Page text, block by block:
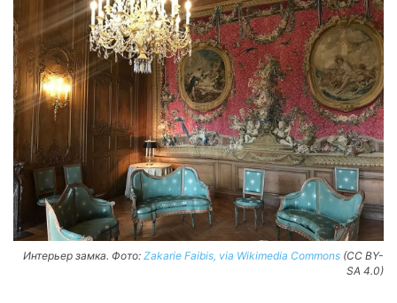
Интерьер замка. Фото: Zakarie Faibis, via Wikimedia Commons (CC BY-
SA 4.0)